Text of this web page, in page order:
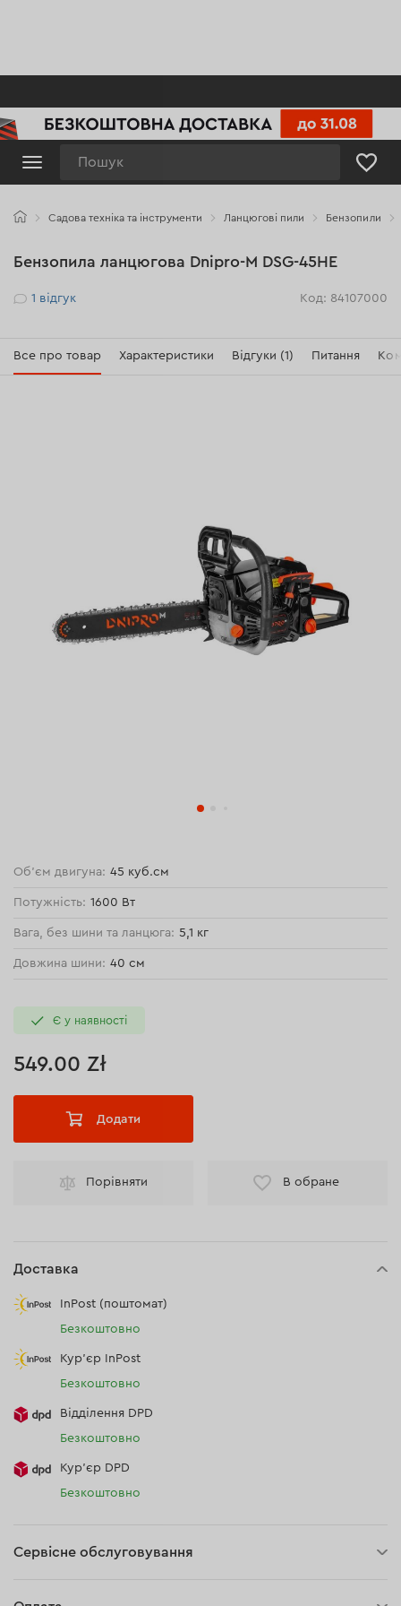
Садова техніка та інструменти Ланцюгові пили Бензопили
Бензопила ланцюгова Dnipro-M DSG-45HE
Рейтинг
1 відгук Код: 84107000
Все про товар Характеристики Відгуки (1) Питання
Об'єм двигуна: 45 куб.см
Потужність: 1600 Вт
Вага, без шини та ланцюга: 5,1 кг
Довжина шини: 40 см
Є у наявності
549.00 Zł
Додати
Порівняти В обране
Доставка
InPost (поштомат)
Безкоштовно
Кур'єр InPost
Безкоштовно
Відділення DPD
Безкоштовно
Кур’єр DPD
Безкоштовно
Сервісне обслуговування